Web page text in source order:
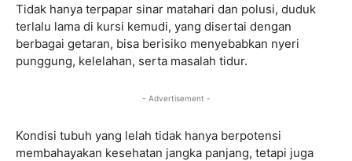
Tidak hanya terpapar sinar matahari dan polusi, duduk
terlalu lama di kursi kemudi, yang disertai dengan
berbagai getaran, bisa berisiko menyebabkan nyeri
punggung, kelelahan, serta masalah tidur.
- Advertisement -
Kondisi tubuh yang lelah tidak hanya berpotensi
membahayakan kesehatan jangka panjang, tetapi juga